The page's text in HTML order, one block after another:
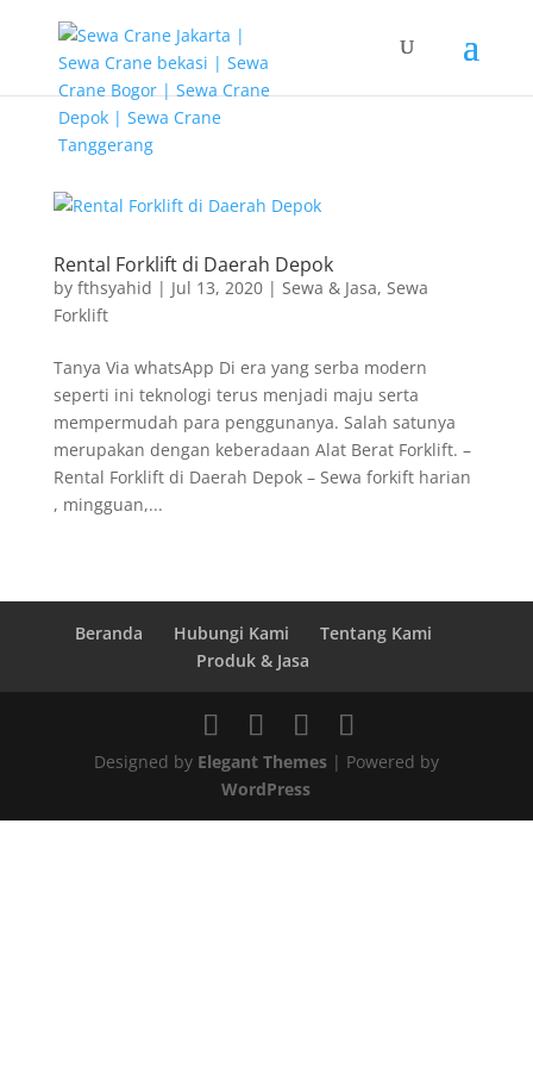
Rental Forklift di Daerah Depok
by fthsyahid | Jul 13, 2020| Sewa & Jasa, Sewa
Forklift
Tanya Via whatsApp Di era yang serba modern
seperti ini teknologi terus menjadi maju serta
mempermudah para penggunanya. Salah satunya
merupakan dengan keberadaan Alat Berat Forklift. –
Rental Forklift di Daerah Depok – Sewa forkift harian
, mingguan,...
Beranda Hubungi Kami
Tentang Kami
Produk & Jasa
Designed by Elegant Themes| Powered by
WordPress